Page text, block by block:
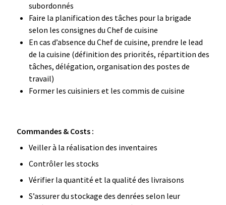
subordonnés
Faire la planification des tâches pour la brigade
selon les consignes du Chef de cuisine
En cas d’absence du Chef de cuisine, prendre le lead
de la cuisine (définition des priorités, répartition des
tâches, délégation, organisation des postes de
travail)
Former les cuisiniers et les commis de cuisine
Commandes & Costs :
Veiller à la réalisation des inventaires
Contrôler les stocks
Vérifier la quantité et la qualité des livraisons
S’assurer du stockage des denrées selon leur